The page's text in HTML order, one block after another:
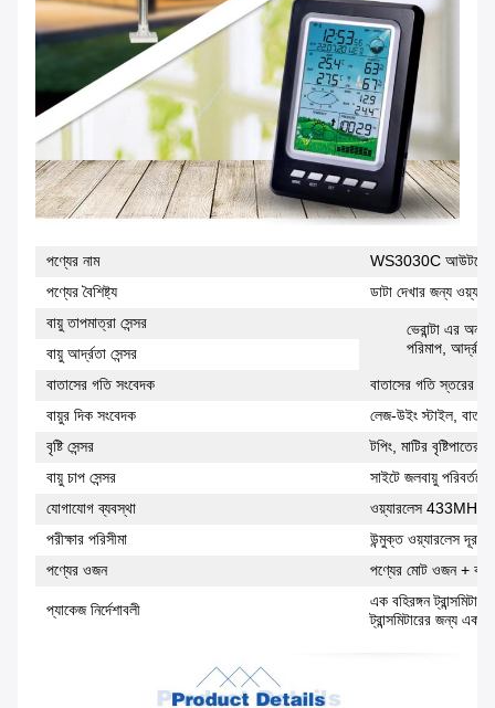
পণ্যের নাম
WS3030C আউটডোর
পণ্যের বৈশিষ্ট্য
ডাটা দেখার জন্য
বায়ু তাপমাত্রা সেন্সর
ভেরান্টা এর
পরিমাপ, আর্দ্রতা
বায়ু আর্দ্রতা সেন্সর
বাতাসের গতি সংবেদক
বাতাসের গতি স্তরের
বায়ুর দিক সংবেদক
লেজ-উইং স্টাইল,
বৃষ্টি সেন্সর
টপিং, মাটির বৃষ্টিপাতের
বায়ু চাপ সেন্সর
সাইটে জলবায়ু
যোগাযোগ ব্যবস্থা
ওয়্যারলেস 433MHz
পরীক্ষার পরিসীমা
উন্মুক্ত ওয়্যারলেস
পণ্যের ওজন
পণ্যের মোট ওজন +
প্যাকেজ নির্দেশাবলী
এক বহিরঙ্গন
ট্রান্সমিটারের জন্য এক